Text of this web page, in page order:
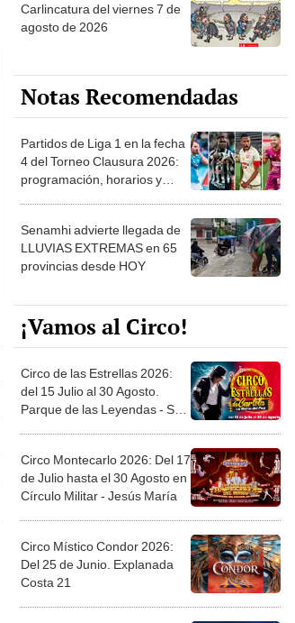
Carlincatura del viernes 7 de
agosto de 2026
Notas Recomendadas
Partidos de Liga 1 en la fecha
4 del Torneo Clausura 2026:
programación, horarios y
Senamhi advierte llegada de
LLUVIAS EXTREMAS en 65
provincias desde HOY
¡Vamos al Circo!
Circo de las Estrellas 2026:
del 15 Julio al 30 Agosto.
Parque de las Leyendas - San
Circo Montecarlo 2026: Del 17
de Julio hasta el 30 Agosto en
Círculo Militar - Jesús María
Circo Místico Condor 2026:
Del 25 de Junio. Explanada
Costa 21